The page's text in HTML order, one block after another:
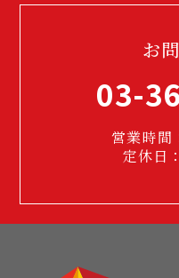
お
03-
営業時
定休日